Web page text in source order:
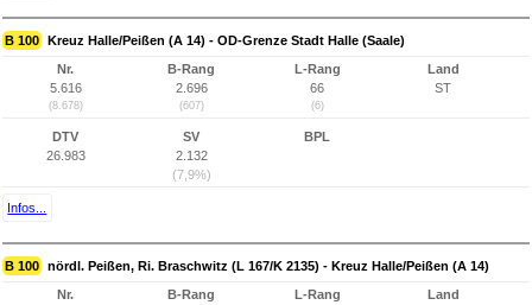
B 100 Kreuz Halle/Peißen (A 14) - OD-Grenze Stadt Halle (Saale)
Nr.
5.616
(8.678)
B-Rang
2.696
(607)
L-Rang
66
(6)
Land
ST
DTV
26.983
SV
2.132
(7,9%)
BPL
Infos...
B 100 nördl. Peißen, Ri. Braschwitz (L 167/K 2135) - Kreuz Halle/Peißen (A 14)
Nr.
B-Rang
L-Rang
Land